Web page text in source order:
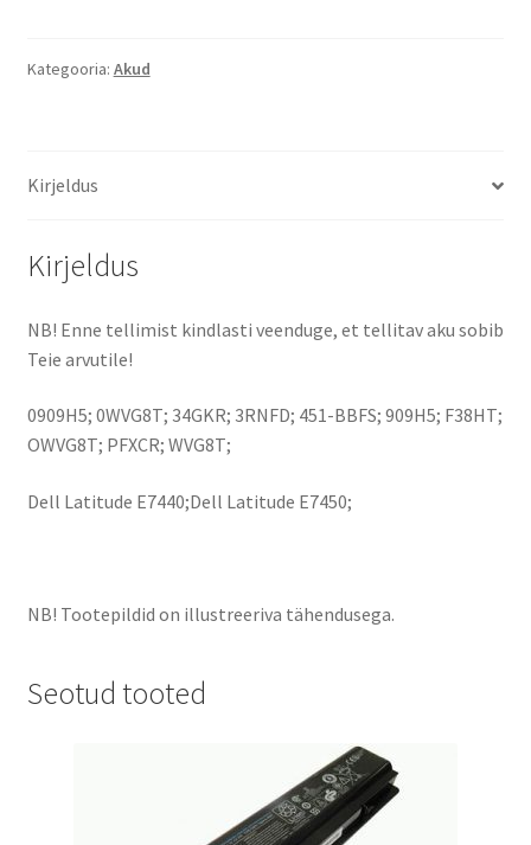
7,4V
Kategooria: Akud
Kirjeldus
Kirjeldus
NB! Enne tellimist kindlasti veenduge, et tellitav aku sobib
Teie arvutile!
0909H5; 0WVG8T; 34GKR; 3RNFD; 451-BBFS; 909H5; F38HT;
OWVG8T; PFXCR; WVG8T;
Dell Latitude E7440;Dell Latitude E7450;
NB! Tootepildid on illustreeriva tähendusega.
Seotud tooted